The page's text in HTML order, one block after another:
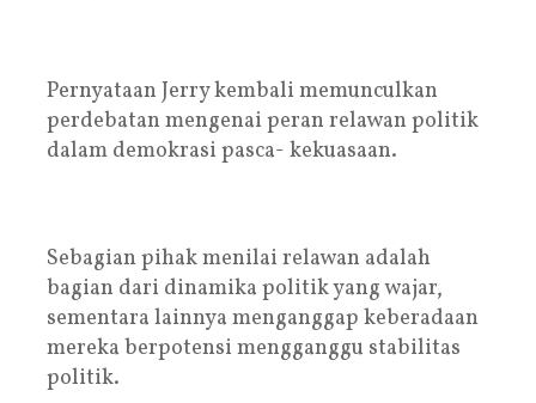
Pernyataan Jerry kembali memunculkan
perdebatan mengenai peran relawan politik
dalam demokrasi pasca- kekuasaan.
Sebagian pihak menilai relawan adalah
bagian dari dinamika politik yang wajar,
sementara lainnya menganggap keberadaan
mereka berpotensi mengganggu stabilitas
politik.